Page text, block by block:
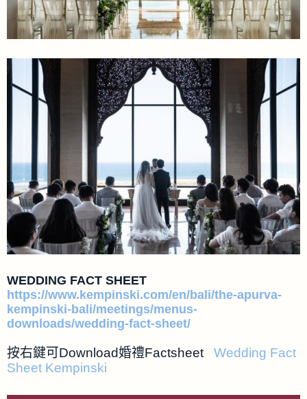
WEDDING FACT SHEET
https://www.kempinski.com/en/bali/the-apurva-
kempinski-bali/meetings/menus-
downloads/wedding-fact-sheet/
按右鍵可Download婚禮Factsheet Wedding Fact
Sheet Kempinski